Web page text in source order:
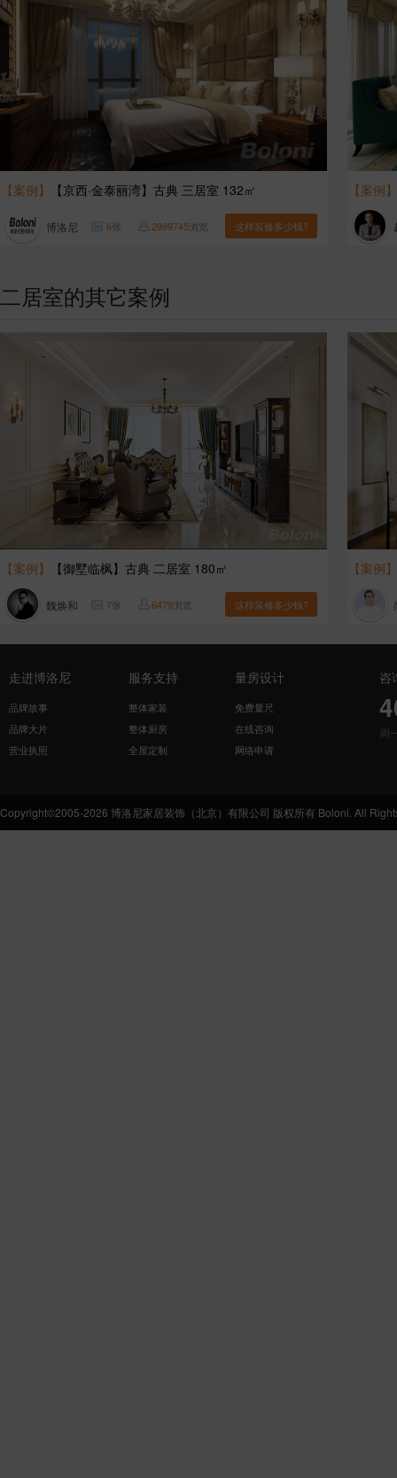
【案例】 【京西·金泰丽湾】古典 三居室 132㎡
博洛尼 6张 2999745浏览 这样装修多少钱?
【案例】
二居室的其它案例
【案例】 【御墅临枫】古典 二居室 180㎡
魏焕和 7张 6479浏览 这样装修多少钱?
【案例】
走进博洛尼
品牌故事
品牌大片
营业执照
服务支持
整体家装
整体厨房
全屋定制
量房设计
免费量尺
在线咨询
网络申请
咨
周
Copyright©2005-2026 博洛尼家居装饰（北京）有限公司 版权所有 Boloni. All